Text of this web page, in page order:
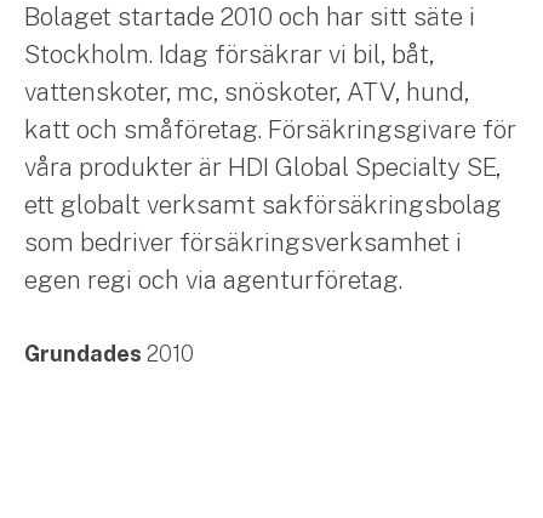
Bolaget startade 2010 och har sitt säte i
Stockholm. Idag försäkrar vi bil, båt,
vattenskoter, mc, snöskoter, ATV, hund,
katt och småföretag. Försäkringsgivare för
våra produkter är HDI Global Specialty SE,
ett globalt verksamt sakförsäkringsbolag
som bedriver försäkringsverksamhet i
egen regi och via agenturföretag.
Grundades 2010